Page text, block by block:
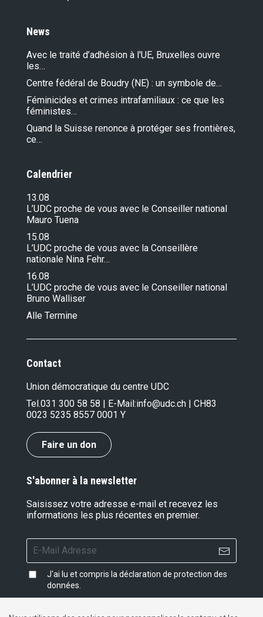
News
Avec le traité d’adhésion à l'UE, Bruxelles ouvre
les…
Centre fédéral de Boudry (NE) : un symbole de…
Féminicides et crimes intrafamiliaux : ce que les
féministes…
Quand la Suisse renonce à protéger ses frontières,
ce…
Calendrier
13.08
L’UDC proche de vous avec le Conseiller national
Mauro Tuena
15.08
L’UDC proche de vous avec la Conseillère
nationale Nina Fehr…
16.08
L’UDC proche de vous avec le Conseiller national
Bruno Walliser
Alle Termine
Contact
Union démocratique du centre UDC
Tel.031 300 58 58 | E-Mail:info@udc.ch | CH83
0023 5235 8557 0001 Y
Faire un don
S'abonner à la newsletter
Saisissez votre adresse e-mail et recevez les
informations les plus récentes en premier.
J'ai lu et compris ladéclaration de protection des
données.